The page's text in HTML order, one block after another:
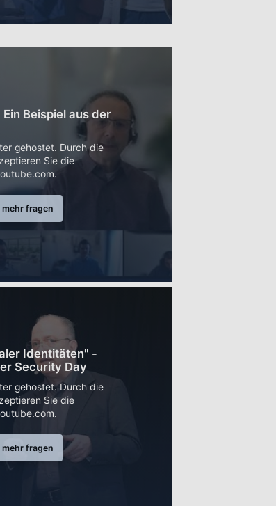
Beispiel aus der
gehostet. Durch die
Sie die
mehr fragen
Identitäten" -
Security Day
gehostet. Durch die
Sie die
mehr fragen